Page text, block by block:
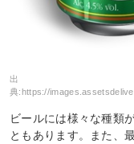
出
典:https://
ビールには様々な種類
ともあります。また、